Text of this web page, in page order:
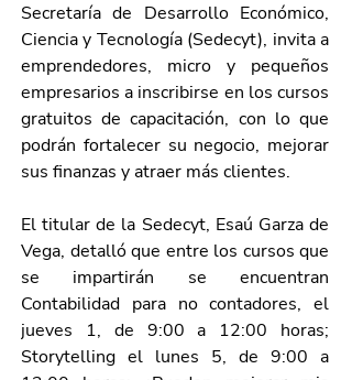
Secretaría de Desarrollo Económico,
Ciencia y Tecnología (Sedecyt), invita a
emprendedores, micro y pequeños
empresarios a inscribirse en los cursos
gratuitos de capacitación, con lo que
podrán fortalecer su negocio, mejorar
sus finanzas y atraer más clientes.
El titular de la Sedecyt, Esaú Garza de
Vega, detalló que entre los cursos que
se impartirán se encuentran
Contabilidad para no contadores, el
jueves 1, de 9:00 a 12:00 horas;
Storytelling el lunes 5, de 9:00 a